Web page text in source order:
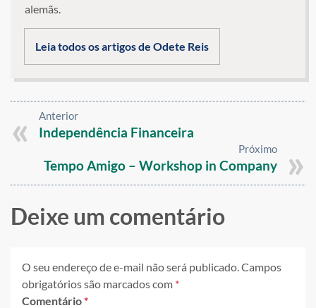
alemãs.
Leia todos os artigos de Odete Reis
Anterior
Independência Financeira
Próximo
Tempo Amigo – Workshop in Company
Deixe um comentário
O seu endereço de e-mail não será publicado.Campos
obrigatórios são marcados com *
Comentário*